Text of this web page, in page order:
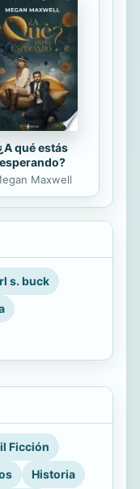
qué estás
esperando?
Maxwell
s. buck
Ficción
Historia